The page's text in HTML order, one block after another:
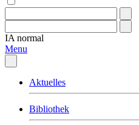
IA normal
Menu
Aktuelles
Bibliothek